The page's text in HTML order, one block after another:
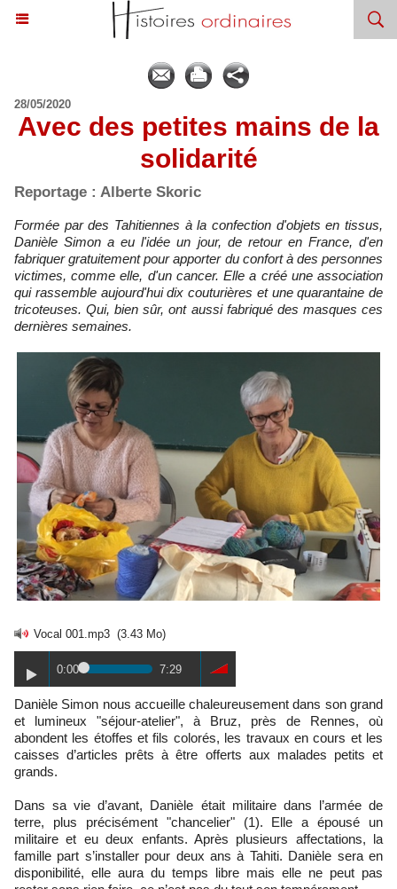
28/05/2020
Avec des petites mains de la
solidarité
Reportage : Alberte Skoric
Formée par des Tahitiennes à la confection d'objets en tissus,
Danièle Simon a eu l'idée un jour, de retour en France, d'en
fabriquer gratuitement pour apporter du confort à des personnes
victimes, comme elle, d'un cancer. Elle a créé une association
qui rassemble aujourd'hui dix couturières et une quarantaine de
tricoteuses. Qui, bien sûr, ont aussi fabriqué des masques ces
dernières semaines.
Vocal 001.mp3 (3.43 Mo)
0:00 7:29
Danièle Simon nous accueille chaleureusement dans son grand
et lumineux "séjour-atelier", à Bruz, près de Rennes, où
abondent les étoffes et fils colorés, les travaux en cours et les
caisses d’articles prêts à être offerts aux malades petits et
grands.
Dans sa vie d’avant, Danièle était militaire dans l’armée de
terre, plus précisément "chancelier" (1). Elle a épousé un
militaire et eu deux enfants. Après plusieurs affectations, la
famille part s’installer pour deux ans à Tahiti. Danièle sera en
disponibilité, elle aura du temps libre mais elle ne peut pas